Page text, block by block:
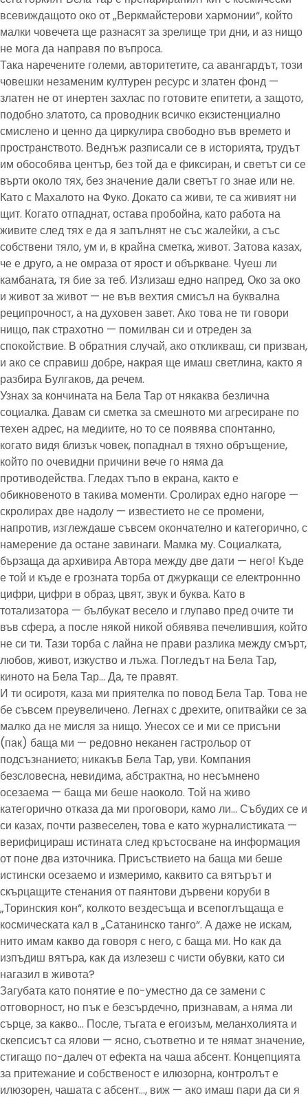
всевиждащото око от „Веркмайстерови хармонии“, който
малки човечета ще разнасят за зрелище три дни, и аз нищо
не мога да направя по въпроса.
Така наречените големи, авторитетите, са авангардът, този
човешки незаменим културен ресурс и златен фонд —
златен не от инертен захлас по готовите епитети, а защото,
подобно златото, са проводник всичко екзистенциално
смислено и ценно да циркулира свободно във времето и
пространството. Веднъж разписали се в историята, трудът
им обособява център, без той да е фиксиран, и светът си се
върти около тях, без значение дали светът го знае или не.
Като с Махалото на Фуко. Докато са живи, те са живият ни
щит. Когато отпаднат, остава пробойна, като работа на
живите след тях е да я запълнят не със жалейки, а със
собствени тяло, ум и, в крайна сметка, живот. Затова казах,
че е друго, а не омраза от ярост и объркване. Чуеш ли
камбаната, тя бие за теб. Излизаш едно напред. Око за око
и живот за живот — не във вехтия смисъл на буквална
реципрочност, а на духовен завет. Ако това не ти говори
нищо, пак страхотно — помилван си и отреден за
спокойствие. В обратния случай, ако откликваш, си призван,
и ако се справиш добре, накрая ще имаш светлина, както я
разбира Булгаков, да речем.
Узнах за кончината на Бела Тар от някаква безлична
социалка. Давам си сметка за смешното ми агресиране по
техен адрес, на медиите, но то се появява спонтанно,
когато видя близък човек, попаднал в тяхно обръщение,
който по очевидни причини вече го няма да
противодейства. Гледах тъпо в екрана, както е
обикновеното в такива моменти. Сролирах едно нагоре —
скролирах две надолу — известието не се промени,
напротив, изглеждаше съвсем окончателно и категорично, с
намерение да остане завинаги. Мамка му. Социалката,
бързаща да архивира Автора между две дати — него! Къде
е той и къде е грозната торба от джуркащи се електроннно
цифри, цифри в образ, цвят, звук и буква. Като в
тотализатора — бълбукат весело и глупаво пред очите ти
във сфера, а после някой никой обявява печелившия, който
не си ти. Тази торба с лайна не прави разлика между смърт,
любов, живот, изкуство и лъжа. Погледът на Бела Тар,
киното на Бела Тар… Да, те правят.
И ти осиротя, каза ми приятелка по повод Бела Тар. Това не
бе съвсем преувеличено. Легнах с дрехите, опитвайки се за
малко да не мисля за нищо. Унесох се и ми се присъни
(пак) баща ми — редовно неканен гастрольор от
подсъзнанието; никакъв Бела Тар, уви. Компания
безсловесна, невидима, абстрактна, но несъмнено
осезаема — баща ми беше наоколо. Той на живо
категорично отказа да ми проговори, камо ли… Събудих се и
си казах, почти развеселен, това е като журналистиката —
верифицираш истината след кръстосване на информация
от поне два източника. Присъствието на баща ми беше
истински осезаемо и измеримо, каквито са вятърът и
скърцащите стенания от паянтови дървени коруби в
„Торинския кон“, колкото вездесъща и всепоглъщаща е
космическата кал в „Сатанинско танго“. А даже не искам,
нито имам какво да говоря с него, с баща ми. Но как да
изпъдиш вятъра, как да излезеш с чисти обувки, като си
нагазил в живота?
Загубата като понятие е по-уместно да се замени с
отговорност, но пък е безсърдечно, признавам, а няма ли
сърце, за какво… После, тъгата е егоизъм, меланхолията и
скепсисът са ялови — ясно, съответно и те нямат значение,
стигащо по-далеч от ефекта на чаша абсент. Концепцията
за притежание и собственост е илюзорна, контролът е
илюзорен, чашата с абсент…, виж — ако имаш пари да си я